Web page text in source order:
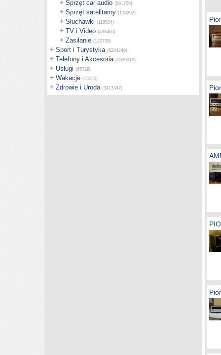
+ Sprzęt car audio (591759)
+ Sprzęt satelitarny (108202)
+ Słuchawki (118524)
+ TV i Video (498460)
+ Zasilanie (120739)
+ Sport i Turystyka (6284249)
+ Telefony i Akcesoria (2320319)
+ Usługi (65729)
+ Wakacje (15522)
+ Zdrowie i Uroda (3413347)